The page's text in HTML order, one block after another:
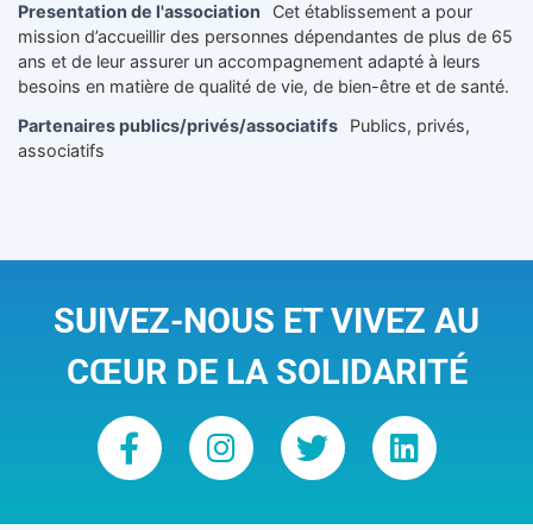
Presentation de l'association
Cet établissement a pour
mission d’accueillir des personnes dépendantes de plus de 65
ans et de leur assurer un accompagnement adapté à leurs
besoins en matière de qualité de vie, de bien-être et de santé.
Partenaires publics/privés/associatifs
Publics, privés,
associatifs
SUIVEZ-NOUS ET VIVEZ AU
CŒUR DE LA SOLIDARITÉ